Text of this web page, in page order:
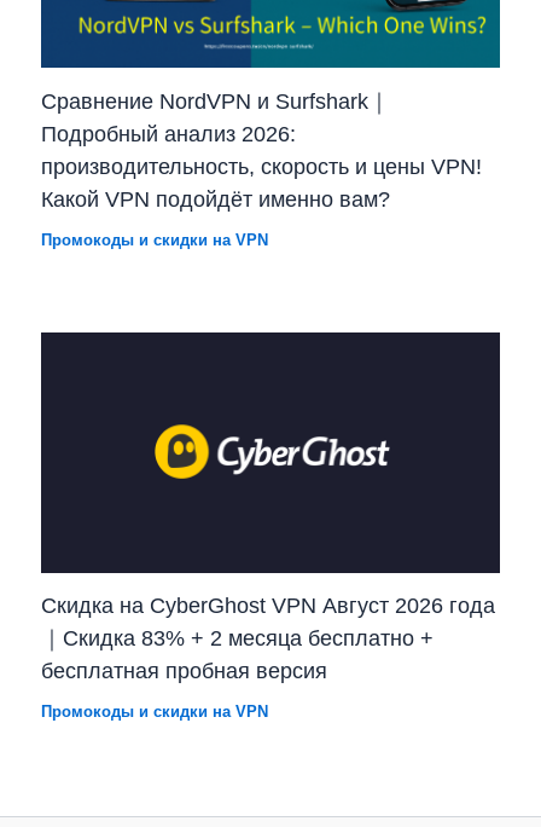
Сравнение NordVPN и Surfshark｜
Подробный анализ 2026:
производительность, скорость и цены VPN!
Какой VPN подойдёт именно вам?
Промокоды и скидки на VPN
Скидка на CyberGhost VPN Август 2026 года
｜Скидка 83% + 2 месяца бесплатно +
бесплатная пробная версия
Промокоды и скидки на VPN